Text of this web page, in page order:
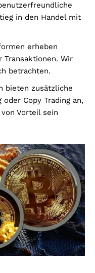
in den Handel mit
erheben
Transaktionen. Wir
betrachten.
bieten zusätzliche
Copy Trading an,
Vorteil sein